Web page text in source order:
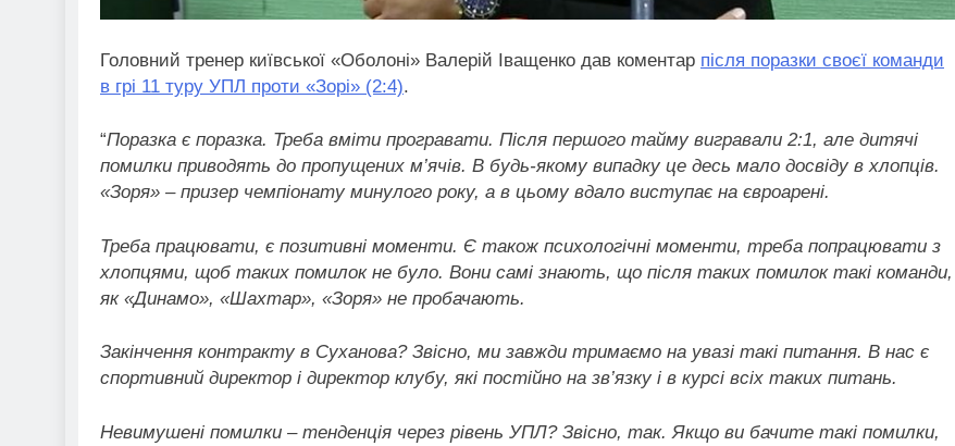
Головний тренер київської «Оболоні» Валерій Іващенко дав коментар після поразки своєї команди
в грі 11 туру УПЛ проти «Зорі» (2:4).
“Поразка є поразка. Треба вміти програвати. Після першого тайму вигравали 2:1, але дитячі
помилки приводять до пропущених м’ячів. В будь-якому випадку це десь мало досвіду в хлопців.
«Зоря» – призер чемпіонату минулого року, а в цьому вдало виступає на євроарені.
Треба працювати, є позитивні моменти. Є також психологічні моменти, треба попрацювати з
хлопцями, щоб таких помилок не було. Вони самі знають, що після таких помилок такі команди,
як «Динамо», «Шахтар», «Зоря» не пробачають.
Закінчення контракту в Суханова? Звісно, ми завжди тримаємо на увазі такі питання. В нас є
спортивний директор і директор клубу, які постійно на зв’язку і в курсі всіх таких питань.
Невимушені помилки – тенденція через рівень УПЛ? Звісно, так. Якщо ви бачите такі помилки,